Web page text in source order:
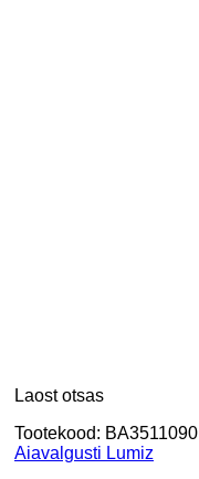
Laost otsas
Tootekood: BA3511090
Aiavalgusti Lumiz